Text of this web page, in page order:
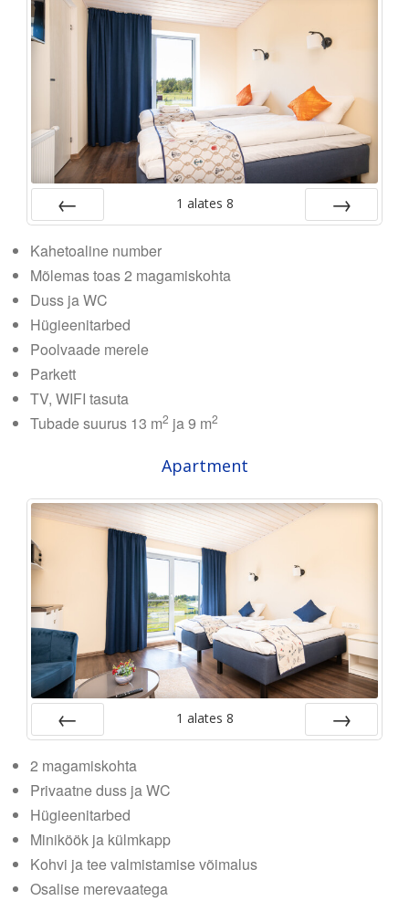
1 alates 8
Kahetoaline number
Mõlemas toas 2 magamiskohta
Duss ja WC
Hügieenitarbed
Poolvaade merele
Parkett
TV, WIFI tasuta
Tubade suurus 13 m2 ja 9 m2
Apartment
1 alates 8
2 magamiskohta
Privaatne duss ja WC
Hügieenitarbed
Miniköök ja külmkapp
Kohvi ja tee valmistamise võimalus
Osalise merevaatega